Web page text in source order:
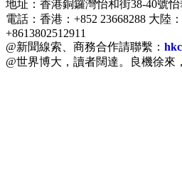
地址：香港銅鑼灣怡和街38-40號
電話：香港：+852 23668288 大陸：
+8613802512911
@新聞線索、商務合作請聯繫：
@世界博大，讀者闊達。良機徐來